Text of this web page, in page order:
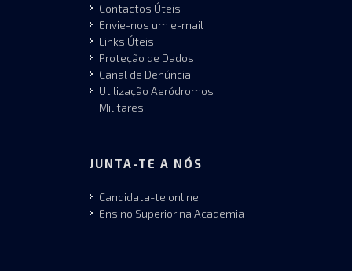
Contactos Úteis
Envie-nos um e-mail
Links Úteis
Proteção de Dados
Canal de Denúncia
Utilização Aeródromos
Militares
JUNTA-TE A NÓS
Candidata-te online
Ensino Superior na Academia